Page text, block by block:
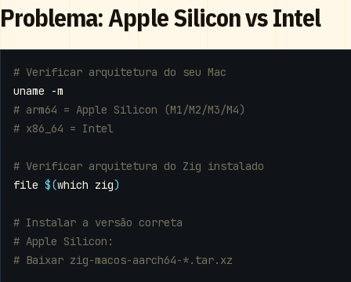
Problema: Apple Silicon vs Intel
# Verificar arquitetura do seu Mac
# arm64 = Apple Silicon (M1/M2/M3/M4)
# x86_64 = Intel
# Verificar arquitetura do Zig instalado
file $(which zig)
# Instalar a versão correta
# Apple Silicon:
# Baixar zig-macos-aarch64-*.tar.xz